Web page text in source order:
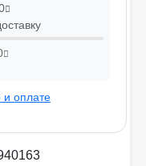
и оплате